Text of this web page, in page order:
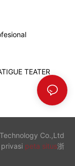
TEATER
Co.,Ltd
peta situs浙